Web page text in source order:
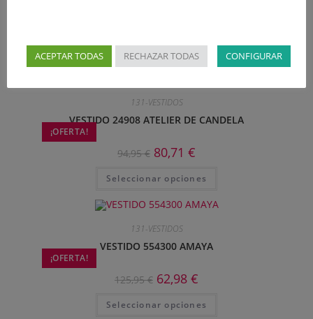
Productos relacionados
¡OFERTA!
131-VESTIDOS
VESTIDO 24908 ATELIER DE CANDELA
94,95€ 80,71 €
Seleccionar opciones
¡OFERTA!
131-VESTIDOS
VESTIDO 554300 AMAYA
125,95€ 62,98 €
Seleccionar opciones
ACEPTAR TODAS RECHAZAR TODAS CONFIGURAR